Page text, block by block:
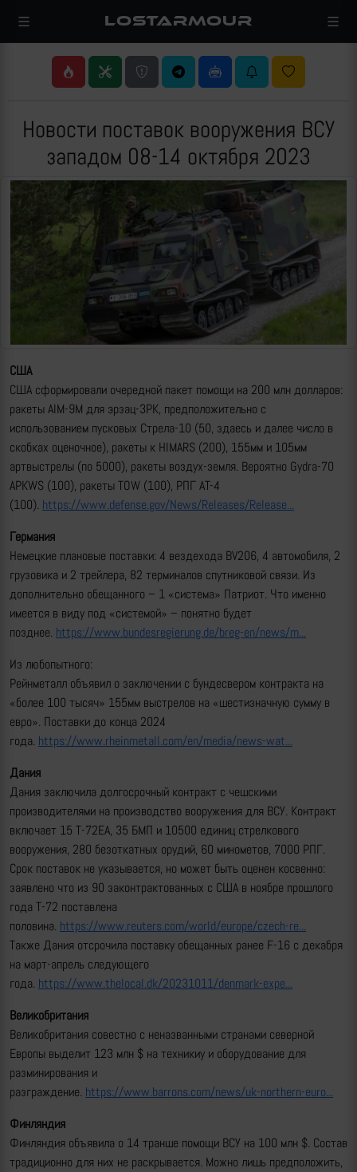
LOSTARMOUR
Новости поставок вооружения ВСУ
западом 08-14 октября 2023
США
США сформировали очередной пакет помощи на 200 млн долларов:
ракеты AIM-9M для эрзац-ЗРК, предположительно с
использованием пусковых Стрела-10 (50, здаесь и далее число в
скобках оценочное), ракеты к HIMARS (200), 155мм и 105мм
артвыстрелы (по 5000), ракеты воздух-земля. Вероятно Gydra-70
APKWS (100), ракеты TOW (100), РПГ AT-4
(100). https://www.defense.gov/News/Releases/Release...
Германия
Немецкие плановые поставки: 4 вездехода BV206, 4 автомобиля, 2
грузовика и 2 трейлера, 82 терминалов спутниковой связи. Из
дополнительно обещанного – 1 «система» Патриот. Что именно
имеется в виду под «системой» – понятно будет
позднее. https://www.bundesregierung.de/breg-en/news/m...
Из любопытного:
Рейнметалл объявил о заключении с бундесвером контракта на
«более 100 тысяч» 155мм выстрелов на «шестизначную сумму в
евро». Поставки до конца 2024
года. https://www.rheinmetall.com/en/media/news-wat...
Дания
Дания заключила долгосрочный контракт с чешскими
производителями на производство вооружения для ВСУ. Контракт
включает 15 Т-72ЕА, 35 БМП и 10500 единиц стрелкового
вооружения, 280 безоткатных орудий, 60 минометов, 7000 РПГ.
Срок поставок не указывается, но может быть оценен косвенно:
заявлено что из 90 законтрактованных с США в ноябре прошлого
года Т-72 поставлена
половина. https://www.reuters.com/world/europe/czech-re...
Также Дания отсрочила поставку обещанных ранее F-16 с декабря
на март-апрель следующего
года. https://www.thelocal.dk/20231011/denmark-expe...
Великобритания
Великобритания совестно с неназванными странами северной
Европы выделит 123 млн $ на техникиу и оборудование для
разминирования и
разграждение. https://www.barrons.com/news/uk-northern-euro...
Финляндия
Финляндия объявила о 14 транше помощи ВСУ на 100 млн $. Состав
традиционно для них не раскрывается. Можно лишь предположить,